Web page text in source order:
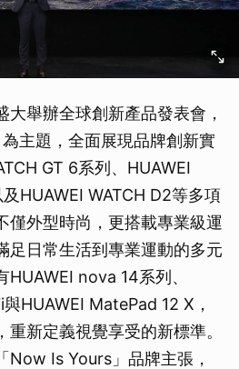
舉辦全球創新產品發表會，
主題，全面展現品牌創新實
GT 6系列、HUAWEI
HUAWEI WATCH D2等多項
僅外型時尚，更搭載專業級運
足日常生活到專業運動的多元
nova 14系列、
HUAWEI MatePad 12 X，
新定義視覺享受的新標準。
Now Is Yours」品牌主張，